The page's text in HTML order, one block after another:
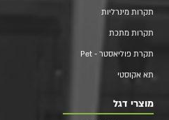
תקרות מינרליות
תקרות מתכת
תקרת פוליאסטר - Pet
תא אקוסטי
מוצרי דגל